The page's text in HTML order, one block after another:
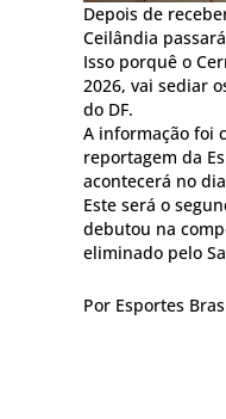
Depois de
Ceilândia
Isso porquê o
2026, vai sediar
do DF.
A informação foi
reportagem da
acontecerá no
Este será o
debutou na
eliminado pelo
Por Esportes